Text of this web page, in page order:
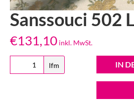
Sanssouci 502
€131,10 inkl. MwSt.
Sanssouci
502
lfm IN